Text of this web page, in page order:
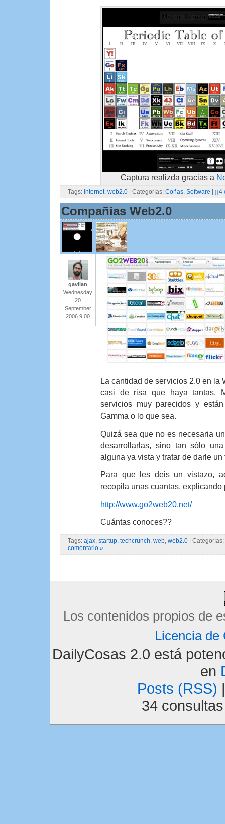
Captura realizda gracias a
Tags: internet, web2.0 | Categorías: Coñas, Software
Compañias Web2.0
gavilan
Wednesday
20
September
2006 9:00
La cantidad de servicios 2.0 en la
casi de risa que haya tantas.
servicios muy parecidos y
Gamma o lo que sea.
Quizá sea que no es necesaria
desarrollarlas, sino tan sólo
alguna ya vista y tratar de darle
Para que les deis un vistazo,
recopila unas cuantas, explicando
http://www.go2web20.net/
Cuántas conoces??
Tags: ajax, startup, techcrunch, web, web2.0 | Categorías:
comentario »
Los contenidos propios de
Licencia de
DailyCosas 2.0 está
en
Posts (RSS)
34